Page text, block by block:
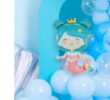
Somat Karhunpoika
teemajuhlissa
ääreen, ainakin
karhukävelyt ja
vetää puoleensa